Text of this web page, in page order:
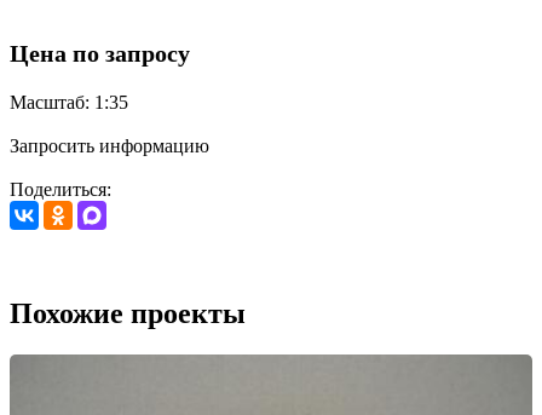
Цена по запросу
Масштаб: 1:35
Запросить информацию
Поделиться:
Похожие проекты